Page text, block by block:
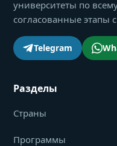
университеты по
согласованные этапы
Telegram
Разделы
Страны
Программы